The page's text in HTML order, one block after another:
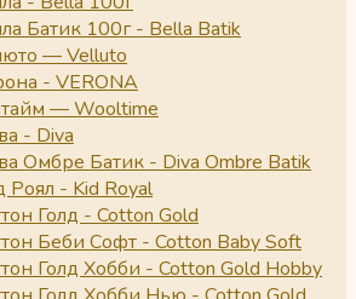
Батик 100г - Bella Batik
— Velluto
- VERONA
— Wooltime
- Diva
Омбре Батик - Diva Ombre Batik
Роял - Kid Royal
Голд - Cotton Gold
Беби Софт - Cotton Baby Soft
Голд Хобби - Cotton Gold Hobby